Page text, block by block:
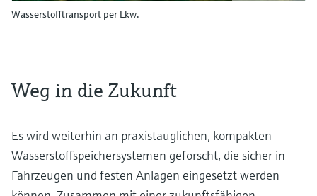
Wasserstofftransport per Lkw.
Weg in die Zukunft
Es wird weiterhin an praxistauglichen, kompakten
Wasserstoffspeichersystemen geforscht, die sicher in
Fahrzeugen und festen Anlagen eingesetzt werden